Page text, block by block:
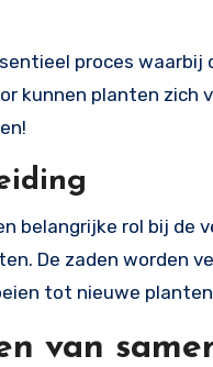
proces waarbij
kunnen planten zich
belangrijke rol bij de
De zaden worden
tot nieuwe
van